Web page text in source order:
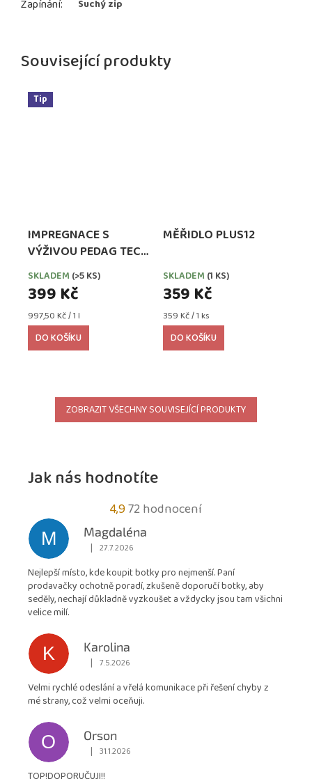
Související produkty
Tip
IMPREGNACE S
VÝŽIVOU PEDAG TECH
WATERPROOFER,
EXTRA SILNÁ
SKLADEM (>5 KS)
399 Kč
Měrná
cena:
997,50 Kč / 1 l
DO KOŠÍKU
MĚŘIDLO PLUS12
SKLADEM (1 KS)
359 Kč
Měrná
cena:
359 Kč / 1 ks
DO KOŠÍKU
ZOBRAZIT VŠECHNY SOUVISEJÍCÍ PRODUKTY
Zapínání: Suchý zip
Jak nás hodnotíte
4,9Průměrné
hodnocení
obchodu
4,9
z
72 hodnocení
M
Magdaléna
Hodnocení obchodu je 5 z 5 hvězdiček.
| 27.7.2026
Nejlepší místo, kde koupit botky pro nejmenší. Paní
prodavačky ochotně poradí, zkušeně doporučí botky, aby
seděly, nechají důkladně vyzkoušet a vždycky jsou tam všichni
velice milí.
K
Karolina
Hodnocení obchodu je 5 z 5 hvězdiček.
| 7.5.2026
Velmi rychlé odeslání a vřelá komunikace při řešení chyby z
mé strany, což velmi oceňuji.
O
Orson
Hodnocení obchodu je 5 z 5 hvězdiček.
| 31.1.2026